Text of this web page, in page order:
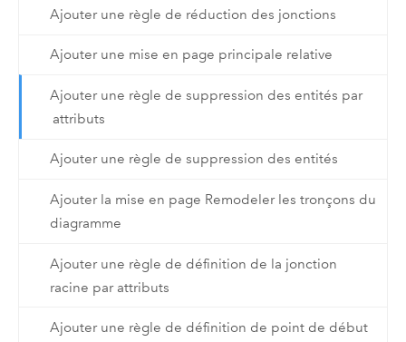
Ajouter une règle de réduction des jonctions
Ajouter une mise en page principale relative
Ajouter une règle de suppression des entités par
attributs
Ajouter une règle de suppression des entités
Ajouter la mise en page Remodeler les tronçons du
diagramme
Ajouter une règle de définition de la jonction
racine par attributs
Ajouter une règle de définition de point de début